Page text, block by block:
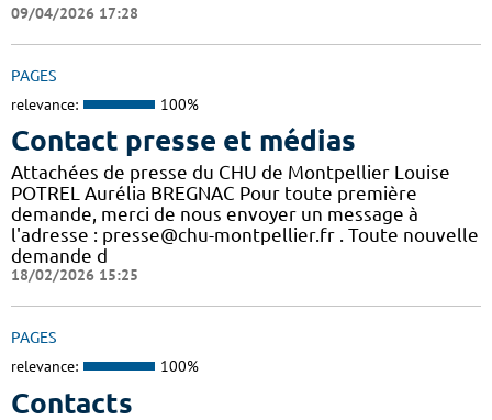
09/04/2026 17:28
PAGES
relevance: 100%
Contact presse et médias
Attachées de presse du CHU de Montpellier Louise
POTREL Aurélia BREGNAC Pour toute première
demande, merci de nous envoyer un message à
l'adresse : presse@chu-montpellier.fr . Toute nouvelle
demande d
18/02/2026 15:25
PAGES
relevance: 100%
Contacts